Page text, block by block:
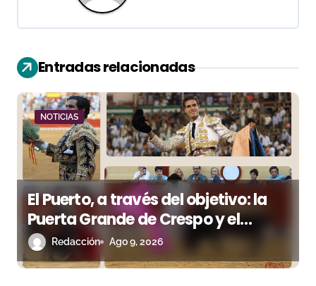
c
i
ó
n
d
e
e
n
t
Entradas relacionadas
NOTICIAS
El Puerto, a través del objetivo: la
Puerta Grande de Crespo y el
aroma de Morante
Redacción Ago 9, 2026